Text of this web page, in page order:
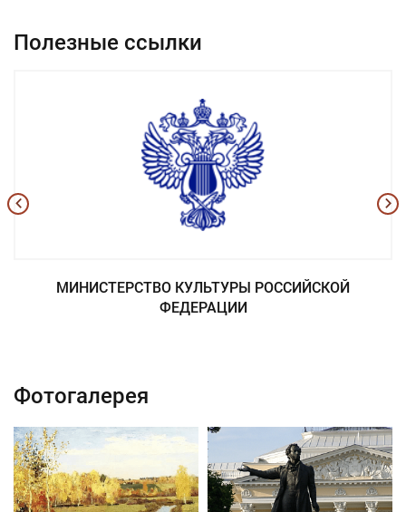
Полезные ссылки
МИНИСТЕРСТВО КУЛЬТУРЫ РОССИЙСКОЙ
ФЕДЕРАЦИИ
Фотогалерея